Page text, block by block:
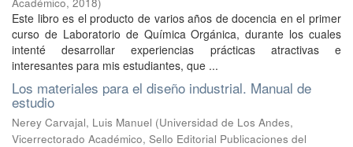
Este libro es el producto de varios años de docencia en el primer
curso de Laboratorio de Química Orgánica, durante los cuales
intenté desarrollar experiencias prácticas atractivas e
interesantes para mis estudiantes, que ...
Los materiales para el diseño industrial. Manual de
estudio
Nerey Carvajal, Luis Manuel (Universidad de Los Andes,
Vicerrectorado Académico, Sello Editorial Publicaciones del